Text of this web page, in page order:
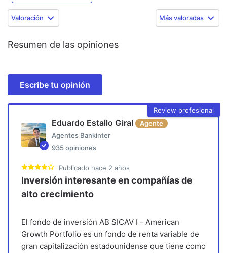
Valoración Más valoradas
Resumen de las opiniones
Escribe tu opinión
Review profesional
Eduardo Estallo Giral
Agente
Agentes Bankinter
935 opiniones
Publicado hace 2 años
Inversión interesante en compañías de
alto crecimiento
El fondo de inversión AB SICAV I - American
Growth Portfolio es un fondo de renta variable de
gran capitalización estadounidense que tiene como